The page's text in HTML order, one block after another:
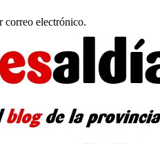
correo electrónico.